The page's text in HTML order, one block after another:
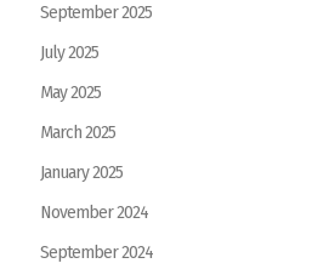
September 2025
July 2025
May 2025
March 2025
January 2025
November 2024
September 2024